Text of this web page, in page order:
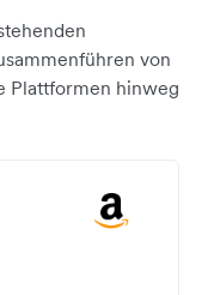
von
Plattformen hinweg